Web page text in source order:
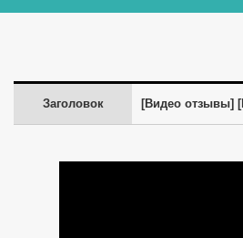
(Центр
Есон)
Видео
Заголовок [Видео отзывы]